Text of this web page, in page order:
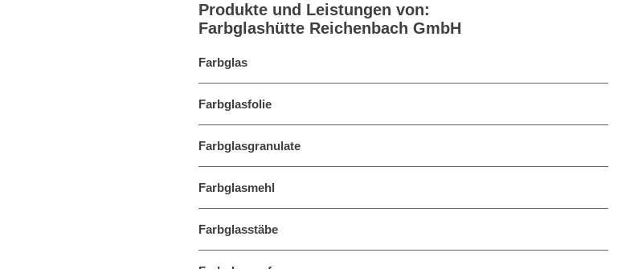
Produkte und Leistungen von:
Farbglashütte Reichenbach GmbH
Farbglas
Farbglasfolie
Farbglasgranulate
Farbglasmehl
Farbglasstäbe